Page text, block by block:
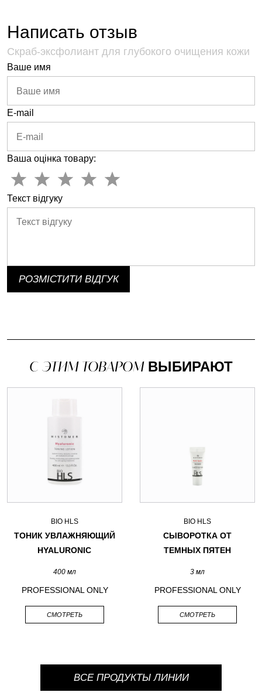
Написать отзыв
Скраб-эксфолиант для глубокого очищения кожи
Ваше имя
E-mail
Ваша оцінка товару:
Текст відгуку
РОЗМІСТИТИ ВІДГУК
С ЭТИМ ТОВАРОМВЫБИРАЮТ
BIO HLS
ТОНИК УВЛАЖНЯЮЩИЙ
HYALURONIC
400 мл
PROFESSIONAL ONLY
СМОТРЕТЬ
BIO HLS
СЫВОРОТКА ОТ
ТЕМНЫХ ПЯТЕН
3 мл
PROFESSIONAL ONLY
СМОТРЕТЬ
ВСЕ ПРОДУКТЫ ЛИНИИ